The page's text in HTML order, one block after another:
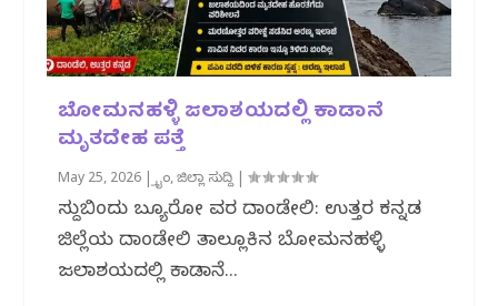
ಬೋಮನಹಳ್ಳಿ ಜಲಾಶಯದಲ್ಲಿ ಕಾಡಾನೆ
ಮೃತದೇಹ ಪತ್ತೆ
May 25, 2026 |ಕ್ರೈಂ,ಜಿಲ್ಲಾ ಸುದ್ದಿ |
ಸುದ್ದಿಬಿಂದು ಬ್ಯೂರೋ ವರದಿ ದಾಂಡೇಲಿ: ಉತ್ತರ ಕನ್ನಡ
ಜಿಲ್ಲೆಯ ದಾಂಡೇಲಿ ತಾಲ್ಲೂಕಿನ ಬೋಮನಹಳ್ಳಿ
ಜಲಾಶಯದಲ್ಲಿ ಕಾಡಾನೆ...